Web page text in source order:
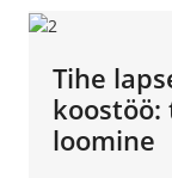
Tihe
koostöö:
loomine